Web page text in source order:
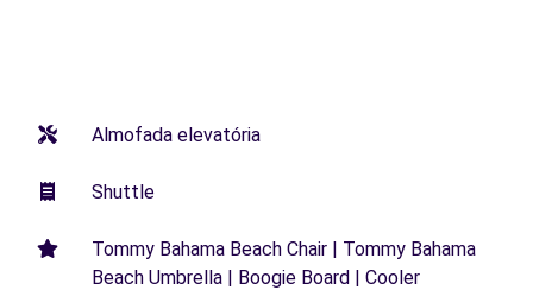
Almofada elevatória
Shuttle
Tommy Bahama Beach Chair | Tommy Bahama
Beach Umbrella | Boogie Board | Cooler